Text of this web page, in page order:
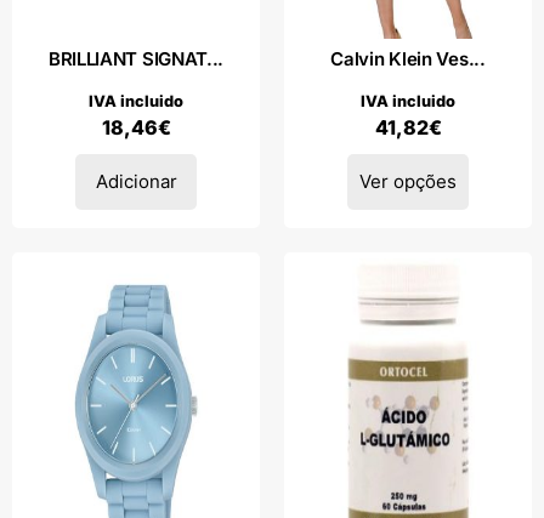
BRILLIANT SIGNAT...
18,46€
IVA incluido
Adicionar
Calvin Klein Ves...
41,82€
IVA incluido
Ver opções